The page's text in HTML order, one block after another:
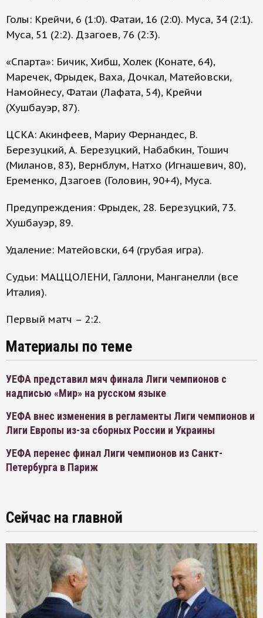
Голы: Крейчи, 6 (1:0). Фатаи, 16 (2:0). Муса, 34 (2:1).
Муса, 51 (2:2). Дзагоев, 76 (2:3).
«Спарта»: Бичик, Хибш, Холек (Конате, 64),
Маречек, Фрыдек, Ваха, Дочкал, Матейовски,
Намойнесу, Фатаи (Лафата, 54), Крейчи
(Хушбауэр, 87).
ЦСКА: Акинфеев, Мариу Фернандес, В.
Березуцкий, А. Березуцкий, Набабкин, Тошич
(Миланов, 83), Вернблум, Натхо (Игнашевич, 80),
Еременко, Дзагоев (Головин, 90+4), Муса.
Предупреждения: Фрыдек, 28. Березуцкий, 73.
Хушбауэр, 89.
Удаление: Матейовски, 64 (грубая игра).
Судьи: МАЦЦОЛЕНИ, Галлони, Манганелли (все
Италия).
Первый матч – 2:2.
Материалы по теме
УЕФА представил мяч финала Лиги чемпионов с
надписью «Мир» на русском языке
УЕФА внес изменения в регламенты Лиги чемпионов и
Лиги Европы из-за сборных России и Украины
УЕФА перенес финал Лиги чемпионов из Санкт-
Петербурга в Париж
Сейчас на главной